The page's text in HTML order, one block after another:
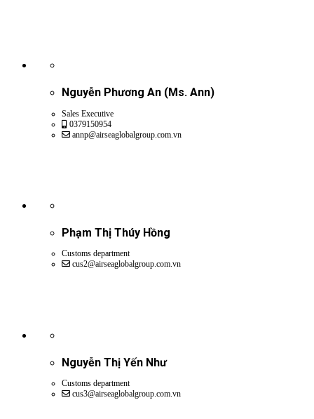
Nguyễn Phương An (Ms. Ann)
Sales Executive
0379150954
annp@airseaglobalgroup.com.vn
Phạm Thị Thúy Hồng
Customs department
cus2@airseaglobalgroup.com.vn
Nguyễn Thị Yến Như
Customs department
cus3@airseaglobalgroup.com.vn